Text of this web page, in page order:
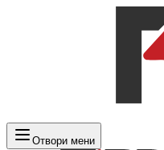
Отвори мени